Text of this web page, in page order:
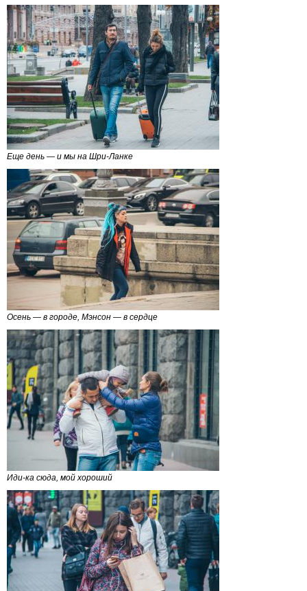
Еще день — и мы на Шри-Ланке
Осень — в городе, Мэнсон — в сердце
Иди-ка сюда, мой хороший